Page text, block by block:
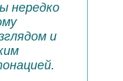
нередко
и